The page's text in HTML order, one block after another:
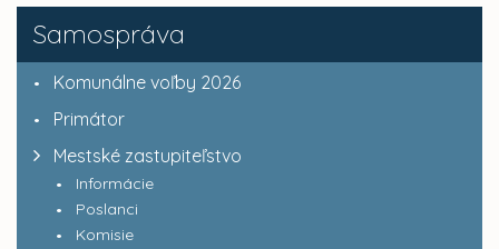
Samospráva
Komunálne voľby 2026
Primátor
Mestské zastupiteľstvo
Informácie
Poslanci
Komisie